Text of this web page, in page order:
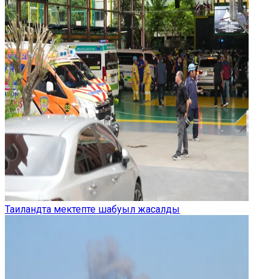
Таиландта мектепте шабуыл жасалды